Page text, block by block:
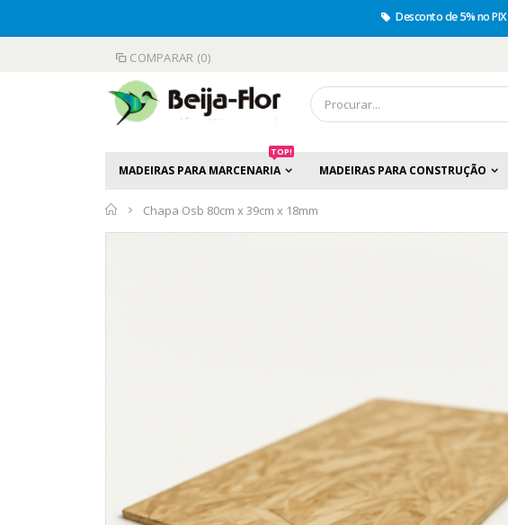
Desconto de 5% no PIX
COMPARAR (0)
MADEIRAS PARA MARCENARIA
TOP!
MADEIRAS PARA CONSTRUÇÃO
Início
Chapa Osb 80cm x 39cm x 18mm